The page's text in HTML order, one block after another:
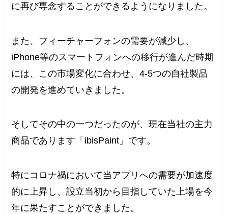
に再び専念することができるようになりました。
また、フィーチャーフォンの需要が減少し、
iPhone等のスマートフォンへの移行が進んだ時期
には、この市場変化に合わせ、4-5つの自社製品
の開発を進めていきました。
そしてその中の一つだったのが、現在当社の主力
商品であります「ibisPaint」です。
特にコロナ禍において当アプリへの需要が加速度
的に上昇し、設立当初から目指していた上場を今
年に果たすことができました。